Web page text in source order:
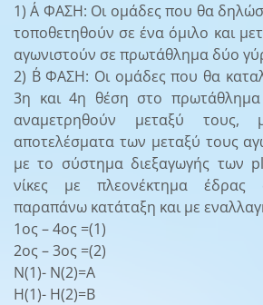
1) Α΄ ΦΑΣΗ: Οι ομάδες που θα
τοποθετηθούν σε ένα όμιλο και
αγωνιστούν σε πρωτάθλημα δύο
2) Β΄ ΦΑΣΗ: Οι ομάδες που θα
3η και 4η θέση στο
αναμετρηθούν μεταξύ τους,
αποτελέσματα των μεταξύ τους
με το σύστημα διεξαγωγής των
νίκες με πλεονέκτημα
παραπάνω κατάταξη και με
1ος – 4ος =(1)
2ος – 3ος =(2)
Ν(1)- Ν(2)=Α
Η(1)- Η(2)=Β